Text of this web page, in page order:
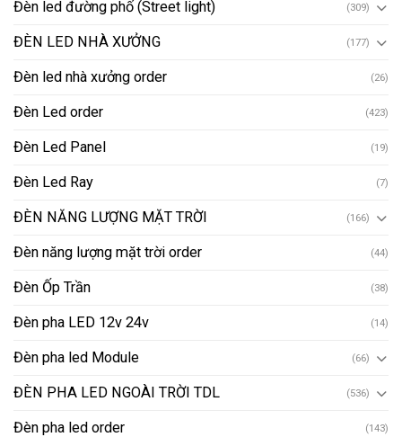
Đèn led đường phố (Street light) (309)
ĐÈN LED NHÀ XƯỞNG (177)
Đèn led nhà xưởng order (26)
Đèn Led order (423)
Đèn Led Panel (19)
Đèn Led Ray (7)
ĐÈN NĂNG LƯỢNG MẶT TRỜI (166)
Đèn năng lượng mặt trời order (44)
Đèn Ốp Trần (38)
Đèn pha LED 12v 24v (14)
Đèn pha led Module (66)
ĐÈN PHA LED NGOÀI TRỜI TDL (536)
Đèn pha led order (143)